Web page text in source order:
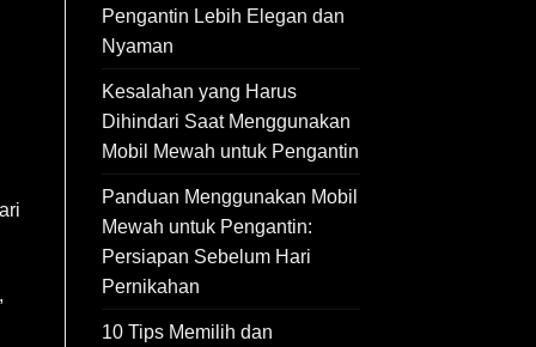
Pengantin Lebih Elegan dan
Nyaman
Kesalahan yang Harus
Dihindari Saat Menggunakan
Mobil Mewah untuk Pengantin
Panduan Menggunakan Mobil
Mewah untuk Pengantin:
Persiapan Sebelum Hari
Pernikahan
10 Tips Memilih dan